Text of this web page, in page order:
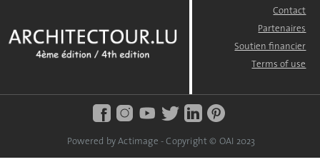
Contact
Partenaires
Soutien financier
Terms of use
Powered by Actimage - Copyright © OAI 2023